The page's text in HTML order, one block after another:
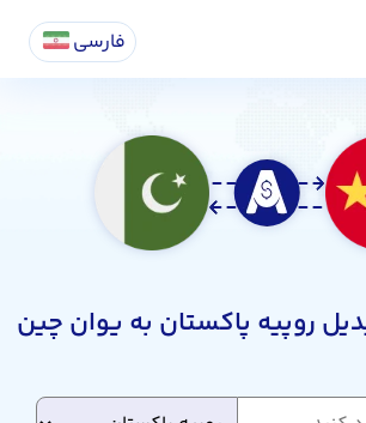
فارسی
روپیه پاکستان به یوان چین